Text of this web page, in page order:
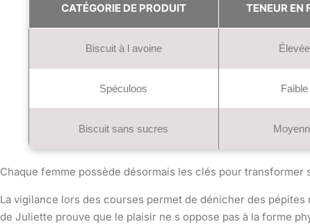
CATÉGORIE DE PRODUIT TENEUR EN
Biscuit à l avoine Élevée
Spéculoos Faible
Biscuit sans sucres
Chaque femme possède désormais les clés pour
La vigilance lors des courses permet de dénicher des
de Juliette prouve que le plaisir ne s oppose pas à la forme